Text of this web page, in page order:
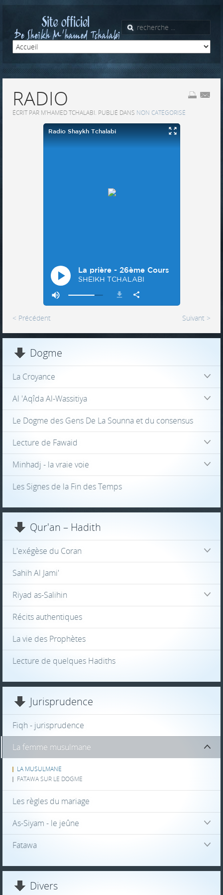
RADIO
ÉCRIT PAR M'HAMED TCHALABI. PUBLIÉ DANS NON CATÉGORISÉ
< Précédent Suivant >
Dogme
La Croyance
Al 'Aqîda Al-Wassitiya
Le Dogme des Gens De La Sounna et du consensus
Lecture de Fawaid
Minhadj - la vraie voie
Les Signes de la Fin des Temps
Qur'an – Hadith
L'exégèse du Coran
Sahih Al Jami'
Riyad as-Salihin
Récits authentiques
La vie des Prophètes
Lecture de quelques Hadiths
Jurisprudence
Fiqh - jurisprudence
La femme musulmane
LA MUSULMANE
FATAWA SUR LE DOGME
Les règles du mariage
As-Siyam - le jeûne
Fatawa
Divers